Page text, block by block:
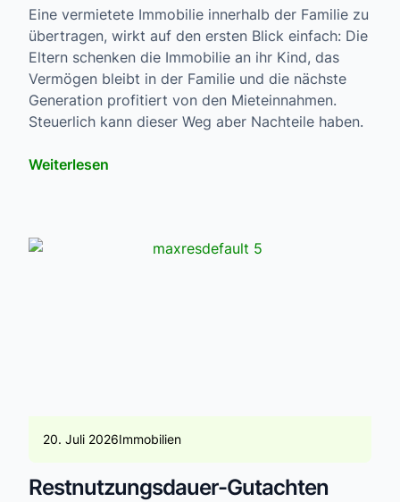
Eine vermietete Immobilie innerhalb der Familie zu
übertragen, wirkt auf den ersten Blick einfach: Die
Eltern schenken die Immobilie an ihr Kind, das
Vermögen bleibt in der Familie und die nächste
Generation profitiert von den Mieteinnahmen.
Steuerlich kann dieser Weg aber Nachteile haben.
Weiterlesen
20. Juli 2026Immobilien
Restnutzungsdauer-Gutachten